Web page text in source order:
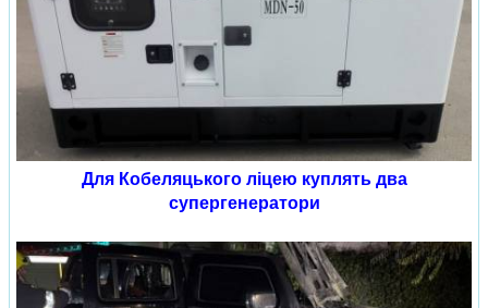
Для Кобеляцького ліцею куплять два
супергенератори